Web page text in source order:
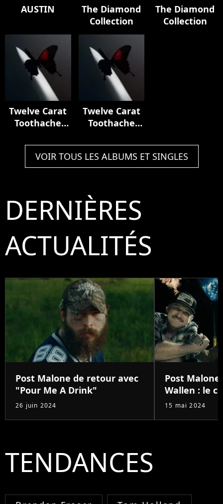
AUSTIN
The Diamond
Collection
The Diamond
Collection
Twelve Carat
Toothache
Twelve Carat
Toothache
VOIR TOUS LES ALBUMS ET SINGLES
DERNIÈRES
ACTUALITÉS
Post Malone de retour avec
"Pour Me A Drink"
26 juin 2024
Post
Wallen : le
15 mai 2024
TENDANCES